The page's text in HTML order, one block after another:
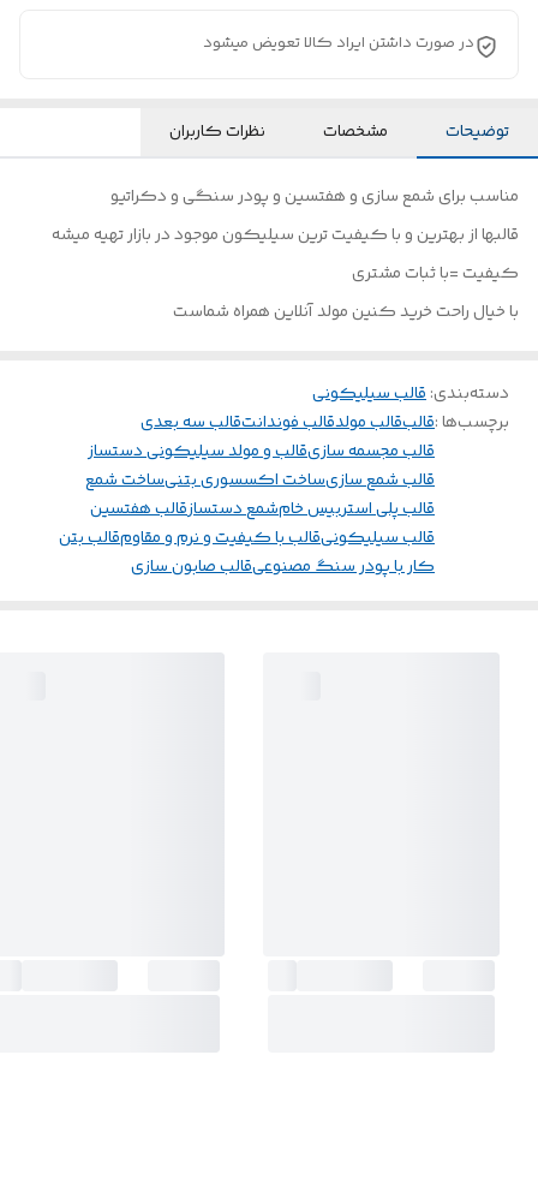
در صورت داشتن ایراد کالا تعویض میشود
توضیحات مشخصات نظرات کاربران
مناسب برای شمع سازی و هفتسین و پودر سنگی و دکراتیو
قالبها از بهترین و با کیفیت ترین سیلیکون موجود در بازار تهیه میشه
کیفیت =با ثبات مشتری
با خیال راحت خرید کنین مولد آنلاین همراه شماست
دسته‌بندی:قالب سیلیکونی
برچسب‌ها :قالبقالب مولدقالب فوندانتقالب سه بعدی
قالب مجسمه سازیقالب و مولد سیلیکونی دستساز
قالب شمع سازیساخت اکسسوری بتنیساخت شمع
قالب پلی استربیس خامشمع دستسازقالب هفتسین
قالب سیلیکونیقالب با کیفیت و نرم و مقاومقالب بتن
کار با پودر سنگ مصنوعیقالب صابون سازی